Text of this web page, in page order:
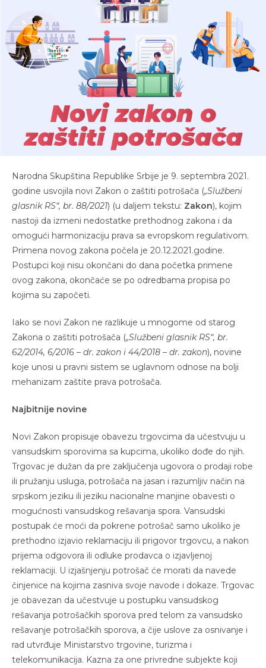
Narodna Skupština Republike Srbije je 9. septembra 2021.
godine usvojila novi Zakon o zaštiti potrošača („Službeni
glasnik RS“, br. 88/2021) (u daljem tekstu: Zakon), kojim
nastoji da izmeni nedostatke prethodnog zakona i da
omogući harmonizaciju prava sa evropskom regulativom.
Primena novog zakona počela je 20.12.2021.godine.
Postupci koji nisu okončani do dana početka primene
ovog zakona, okončaće se po odredbama propisa po
kojima su započeti.
Iako se novi Zakon ne razlikuje u mnogome od starog
Zakona o zaštiti potrošača („Službeni glasnik RS“, br.
62/2014, 6/2016 – dr. zakon i 44/2018 – dr. zakon), novine
koje unosi u pravni sistem se uglavnom odnose na bolji
mehanizam zaštite prava potrošača.
Najbitnije novine
Novi Zakon propisuje obavezu trgovcima da učestvuju u
vansudskim sporovima sa kupcima, ukoliko dođe do njih.
Trgovac je dužan da pre zaključenja ugovora o prodaji robe
ili pružanju usluga, potrošača na jasan i razumljiv način na
srpskom jeziku ili jeziku nacionalne manjine obavesti o
mogućnosti vansudskog rešavanja spora. Vansudski
postupak će moći da pokrene potrošač samo ukoliko je
prethodno izjavio reklamaciju ili prigovor trgovcu, a nakon
prijema odgovora ili odluke prodavca o izjavljenoj
reklamaciji. U izjašnjenju potrošač će morati da navede
činjenice na kojima zasniva svoje navode i dokaze. Trgovac
je obavezan da učestvuje u postupku vansudskog
rešavanja potrošačkih sporova pred telom za vansudsko
rešavanje potrošačkih sporova, a čije uslove za osnivanje i
rad utvrđuje Ministarstvo trgovine, turizma i
telekomunikacija. Kazna za one privredne subjekte koji